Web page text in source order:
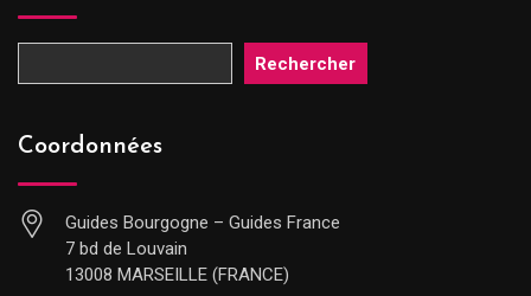
Rechercher
Coordonnées
Guides Bourgogne – Guides France
7 bd de Louvain
13008 MARSEILLE (FRANCE)